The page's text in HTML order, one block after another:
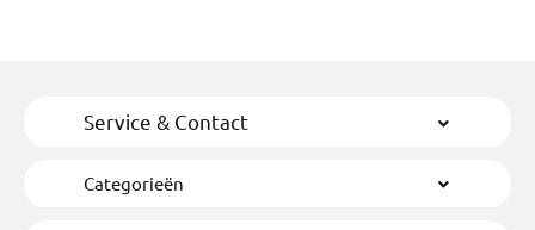
Service & Contact
Categorieën